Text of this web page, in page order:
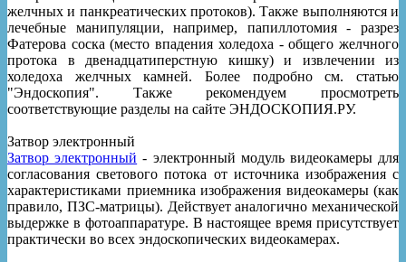
желчных и панкреатических протоков). Также выполняются и
лечебные манипуляции, например, папиллотомия - разрез
Фатерова соска (место впадения холедоха - общего желчного
протока в двенадцатиперстную кишку) и извлечении из
холедоха желчных камней. Более подробно см. статью
"Эндоскопия". Также рекомендуем просмотреть
соответствующие разделы на сайте ЭНДОСКОПИЯ.РУ.
Затвор электронный
Затвор электронный - электронный модуль видеокамеры для
согласования светового потока от источника изображения с
характеристиками приемника изображения видеокамеры (как
правило, ПЗС-матрицы). Действует аналогично механической
выдержке в фотоаппаратуре. В настоящее время присутствует
практически во всех эндоскопических видеокамерах.